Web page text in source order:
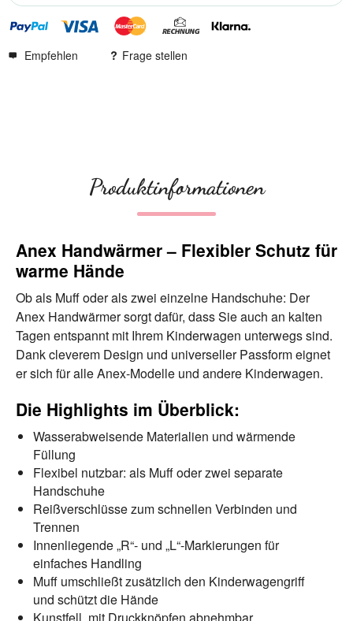
Empfehlen Frage stellen
Produktinformationen
Anex Handwärmer – Flexibler Schutz für
warme Hände
Ob als Muff oder als zwei einzelne Handschuhe: Der
Anex Handwärmer sorgt dafür, dass Sie auch an kalten
Tagen entspannt mit Ihrem Kinderwagen unterwegs sind.
Dank cleverem Design und universeller Passform eignet
er sich für alle Anex-Modelle und andere Kinderwagen.
Die Highlights im Überblick:
Wasserabweisende Materialien und wärmende
Füllung
Flexibel nutzbar: als Muff oder zwei separate
Handschuhe
Reißverschlüsse zum schnellen Verbinden und
Trennen
Innenliegende „R“- und „L“-Markierungen für
einfaches Handling
Muff umschließt zusätzlich den Kinderwagengriff
und schützt die Hände